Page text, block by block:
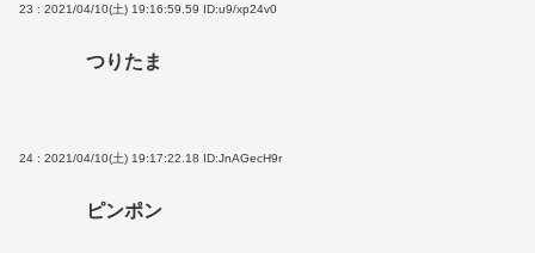
23 : 2021/04/10(土) 19:16:59.59 ID:u9/xp24v0
つりたま
24 : 2021/04/10(土) 19:17:22.18 ID:JnAGecH9r
ピンポン